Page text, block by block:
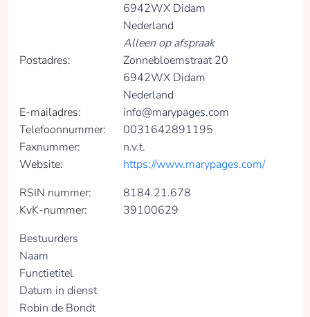
6942WX Didam
Nederland
Alleen op afspraak
Postadres:
Zonnebloemstraat 20
6942WX Didam
Nederland
E-mailadres:
info@marypages.com
Telefoonnummer:
0031642891195
Faxnummer:
n.v.t.
Website:
https://www.marypages.com/
RSIN nummer:
8184.21.678
KvK-nummer:
39100629
Bestuurders
Naam
Functietitel
Datum in dienst
Robin de Bondt